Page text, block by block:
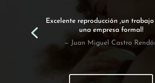
Excelente reproducción ,un
una empresa formal!
— Juan Miguel Castro